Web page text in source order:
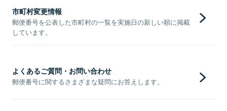
市町村変更情報
郵便番号を公表した市町村の一覧を実施日の新しい順に掲載
しています。
よくあるご質問・お問い合わせ
郵便番号に関するさまざまな疑問にお答えします。